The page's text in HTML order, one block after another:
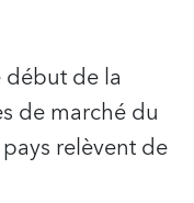
de la
de marché du
relèvent de